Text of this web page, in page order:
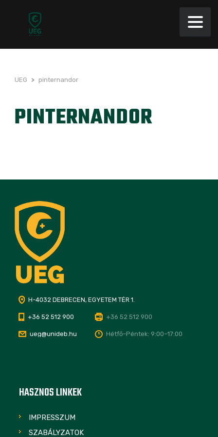
UEG > pinternandor
PINTERNANDOR
H-4032 DEBRECEN, EGYETEM TÉR 1.
+36 52 512 900 +36 52 512 900
ueg@unideb.hu Hétfő–Péntek: 9:00–17:00
HASZNOS LINKEK
IMPRESSZUM
SZABÁLYZATOK